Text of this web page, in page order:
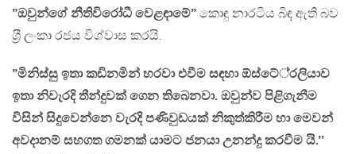
”ඔවුන්ගේ නීතිවිරෝධී වෙළඳාමේ” කොඳු නාරටිය බිඳ ඇති බව
ශ‍්‍රී ලංකා රජය විශ්වාස කරයි.
”මිනිස්සු ඉතා කඩිනමින් හරවා එවීම සඳහා ඕස්ටේ‍්‍රලියාව
ඉතා නිවැරදි තීන්දුවක් ගෙන තිබෙනවා. ඔවුන්ව පිළිගැනීම
විසින් සිදුවෙන්නෙ වැරදි පණිවුඩයක් නිකුත්කිරීම හා මෙවන්
අවදානම් සහගත ගමනක් යාමට ජනයා උනන්දු කරවීම යි.’’